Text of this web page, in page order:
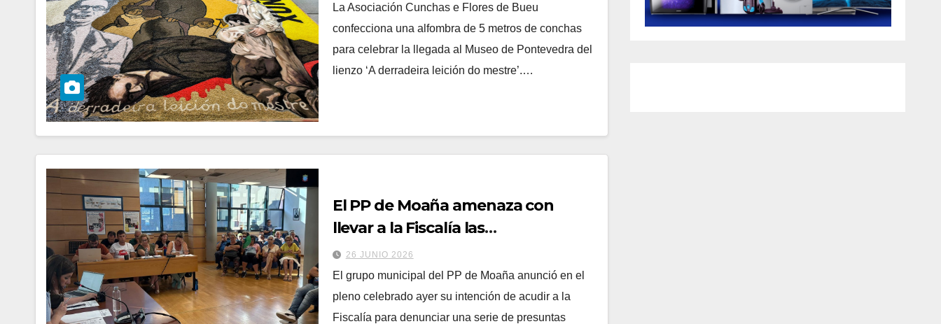
La Asociación Cunchas e Flores de Bueu
confecciona una alfombra de 5 metros de conchas
para celebrar la llegada al Museo de Pontevedra del
lienzo ‘A derradeira leición do mestre’.…
El PP de Moaña amenaza con
llevar a la Fiscalía las
contrataciones del gobierno local
del BNG
26 JUNIO 2026
El grupo municipal del PP de Moaña anunció en el
pleno celebrado ayer su intención de acudir a la
Fiscalía para denunciar una serie de presuntas